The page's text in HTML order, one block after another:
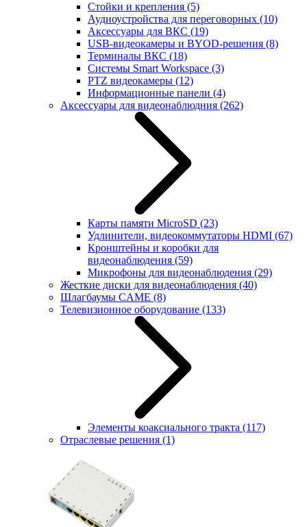
Стойки и крепления (5)
Аудиоустройства для переговорных (10)
Аксессуары для ВКС (19)
USB-видеокамеры и BYOD-решения (8)
Терминалы ВКС (18)
Системы Smart Workspace (3)
PTZ видеокамеры (12)
Информационные панели (4)
Аксессуары для видеонаблюдния (262)
Карты памяти MicroSD (23)
Удлинители, видеокоммутаторы HDMI (67)
Кронштейны и коробки для
видеонаблюдения (59)
Микрофоны для видеонаблюдения (29)
Жесткие диски для видеонаблюдения (40)
Шлагбаумы CAME (8)
Телевизионное оборудование (133)
Элементы коаксиального тракта (117)
Отраслевые решения (1)